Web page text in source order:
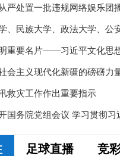
严处置一批违规网络娱乐团
救灾工作作出重要指示
足球直播 竞